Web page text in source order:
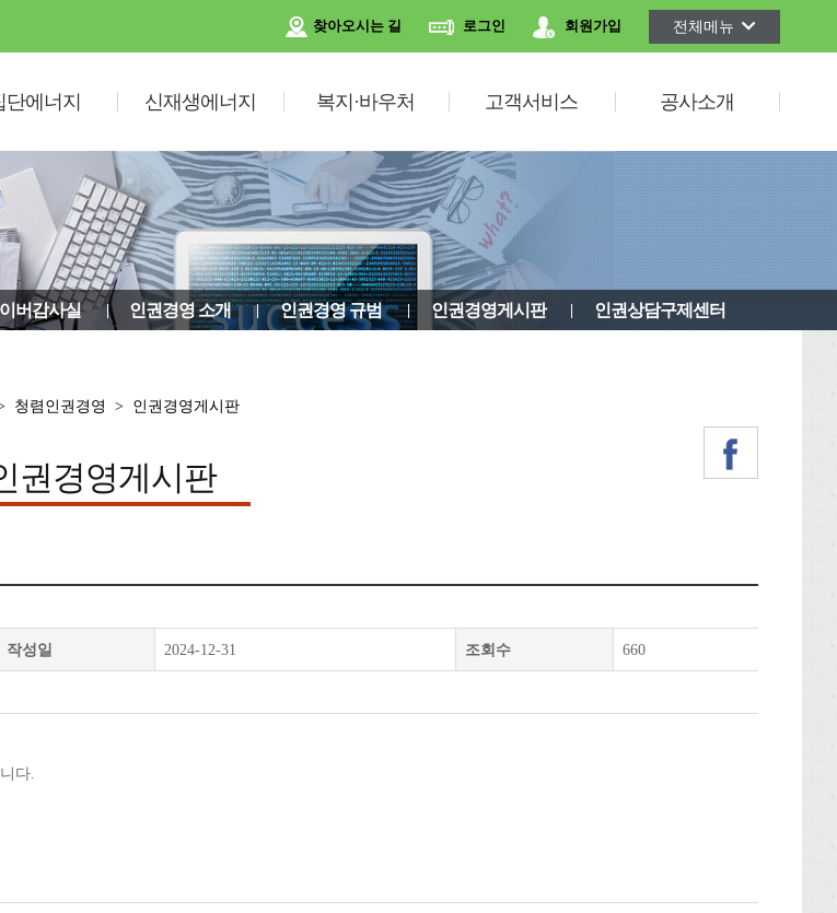
찾아오시는 길 로그인 회원가입 전체메뉴
단에너지 신재생에너지 복지·바우처 고객서비스 공사소개
버감사실 인권경영 소개 인권경영 규범 인권경영게시판 인권상담구제센터
청렴인권경영 인권경영게시판
권경영게시판
작성일 2024-12-31 조회수 660
다.